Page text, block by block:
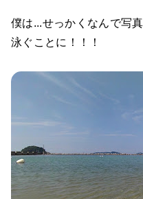
僕は...せっかくなんで写
泳ぐことに！！！